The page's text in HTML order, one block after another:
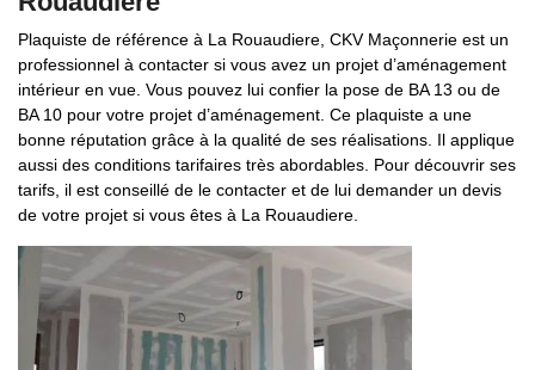
Plaquiste de référence à La Rouaudiere, CKV Maçonnerie est un
professionnel à contacter si vous avez un projet d’aménagement
intérieur en vue. Vous pouvez lui confier la pose de BA 13 ou de
BA 10 pour votre projet d’aménagement. Ce plaquiste a une
bonne réputation grâce à la qualité de ses réalisations. Il applique
aussi des conditions tarifaires très abordables. Pour découvrir ses
tarifs, il est conseillé de le contacter et de lui demander un devis
de votre projet si vous êtes à La Rouaudiere.